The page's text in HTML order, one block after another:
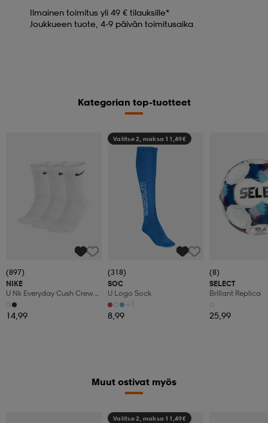
Ilmainen toimitus yli 49 € tilauksille*
Joukkueen tuote, 4-9 päivän toimitusaika
Kategorian top-tuotteet
(897)
NIKE
U Nk Everyday Cush Crew
3pr
14,99
Valitse 2, maksa 11,49€
(318)
SOC
U Logo Sock
+1
8,99
(8)
SELECT
Brillant Replica
25,99
Muut ostivat myös
Valitse 2, maksa 11,49€